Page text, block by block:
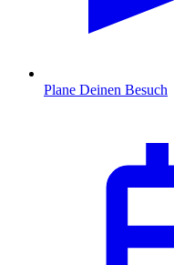
Plane Deinen Besuch